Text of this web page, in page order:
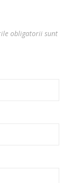
obligatorii sunt